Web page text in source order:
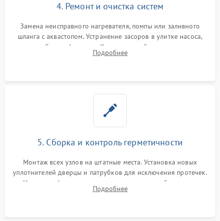
4. Ремонт и очистка систем
Замена неисправного нагревателя, помпы или заливного
шланга с аквастопом. Устранение засоров в улитке насоса,
патрубках и фильтрах. Компонентный ремонт платы
управления, восстановление поврежденной проводки.
Подробнее
5. Сборка и контроль герметичности
Монтаж всех узлов на штатные места. Установка новых
уплотнителей дверцы и патрубков для исключения протечек.
Надежная фиксация хомутов гидравлической системы,
сборка корпуса и установка датчика поплавка.
Подробнее